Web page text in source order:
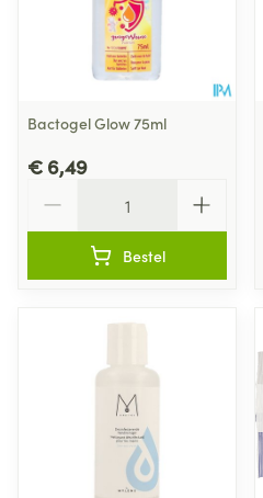
Bactogel Glow 75ml
€ 6,49
Bestel